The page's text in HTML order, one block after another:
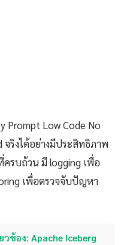
Prompt Low Code No
จริงได้อย่างมีประสิทธิภาพ
รบถ้วน มี logging เพื่อ
เพื่อตรวจจับปัญหา
ข้อง: Apache Iceberg